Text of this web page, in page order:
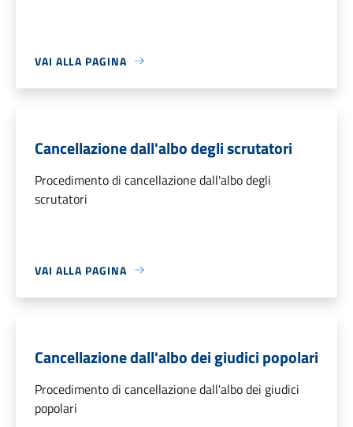
VAI ALLA PAGINA
Cancellazione dall'albo degli scrutatori
Procedimento di cancellazione dall'albo degli
scrutatori
VAI ALLA PAGINA
Cancellazione dall'albo dei giudici popolari
Procedimento di cancellazione dall'albo dei giudici
popolari